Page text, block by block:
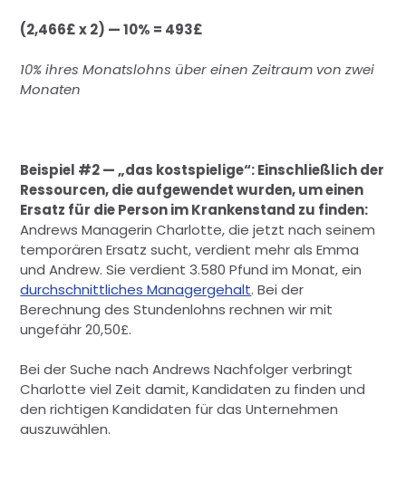
(2,466£ x 2) — 10% = 493£
10% ihres Monatslohns über einen Zeitraum von zwei
Monaten
Beispiel #2 — „das kostspielige“: Einschließlich der
Ressourcen, die aufgewendet wurden, um einen
Ersatz für die Person im Krankenstand zu finden:
Andrews Managerin Charlotte, die jetzt nach seinem
temporären Ersatz sucht, verdient mehr als Emma
und Andrew. Sie verdient 3.580 Pfund im Monat, ein
durchschnittliches Managergehalt. Bei der
Berechnung des Stundenlohns rechnen wir mit
ungefähr 20,50£.
Bei der Suche nach Andrews Nachfolger verbringt
Charlotte viel Zeit damit, Kandidaten zu finden und
den richtigen Kandidaten für das Unternehmen
auszuwählen.